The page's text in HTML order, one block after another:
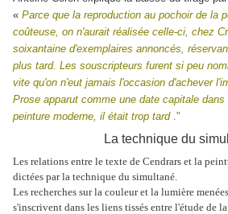
« Parce que la reproduction au pochoir de la
coûteuse, on n'aurait réalisée celle-ci, chez
soixantaine d'exemplaires annoncés,
plus tard. Les souscripteurs furent si peu
vite qu'on n'eut jamais l'occasion d'achever
Prose apparut comme une date capitale
peinture moderne, il était trop tard."
La technique du
Les relations entre le texte de Cendrars et la
dictées par la technique du simultané.
Les recherches sur la couleur et la lumière
s'inscrivent dans les liens tissés entre l'étude de